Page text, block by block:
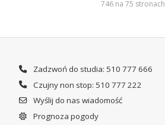
746 na 75 stronach
Zadzwoń do studia: 510 777 666
Czujny non stop: 510 777 222
Wyślij do nas wiadomość
Prognoza pogody